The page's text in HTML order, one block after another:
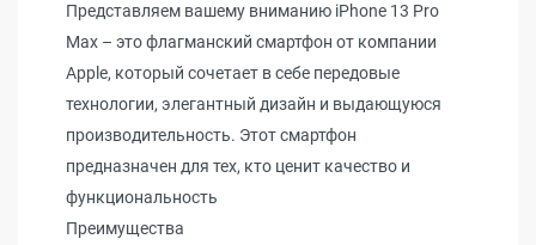
Представляем вашему вниманию iPhone 13 Pro
Max – это флагманский смартфон от компании
Apple, который сочетает в себе передовые
технологии, элегантный дизайн и выдающуюся
производительность. Этот смартфон
предназначен для тех, кто ценит качество и
функциональность
Преимущества